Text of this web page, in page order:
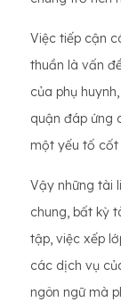
Việc tiếp cận
thuần là vấn
của phụ
quận đáp ứng
một yếu tố cốt
Vậy những tài
chung, bất kỳ
tập, việc xếp
các dịch vụ
ngôn ngữ mà